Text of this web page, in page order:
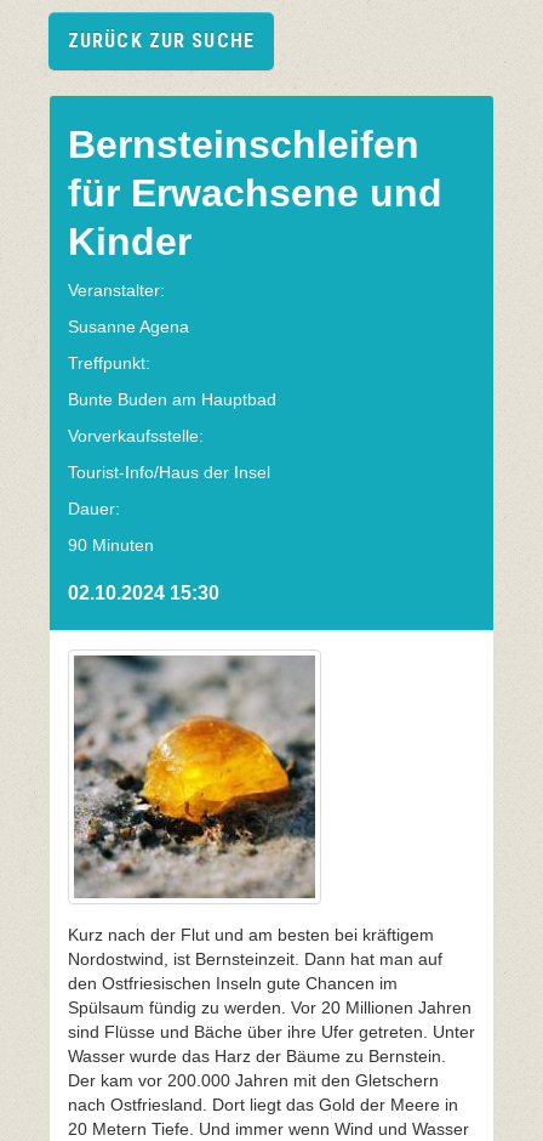
ZURÜCK ZUR SUCHE
Bernsteinschleifen
für Erwachsene und
Kinder
Veranstalter:
Susanne Agena
Treffpunkt:
Bunte Buden am Hauptbad
Vorverkaufsstelle:
Tourist-Info/Haus der Insel
Dauer:
90 Minuten
02.10.2024 15:30
Kurz nach der Flut und am besten bei kräftigem
Nordostwind, ist Bernsteinzeit. Dann hat man auf
den Ostfriesischen Inseln gute Chancen im
Spülsaum fündig zu werden. Vor 20 Millionen Jahren
sind Flüsse und Bäche über ihre Ufer getreten. Unter
Wasser wurde das Harz der Bäume zu Bernstein.
Der kam vor 200.000 Jahren mit den Gletschern
nach Ostfriesland. Dort liegt das Gold der Meere in
20 Metern Tiefe. Und immer wenn Wind und Wasser